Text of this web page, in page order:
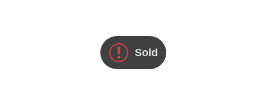
Sold